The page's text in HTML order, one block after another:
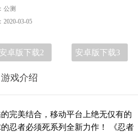
公测
2020-03-05
安卓版下载2 安卓版下载3
游戏介绍
美结合，移动平台上绝无仅有的
忍者必须死系列全新力作！ 《忍者